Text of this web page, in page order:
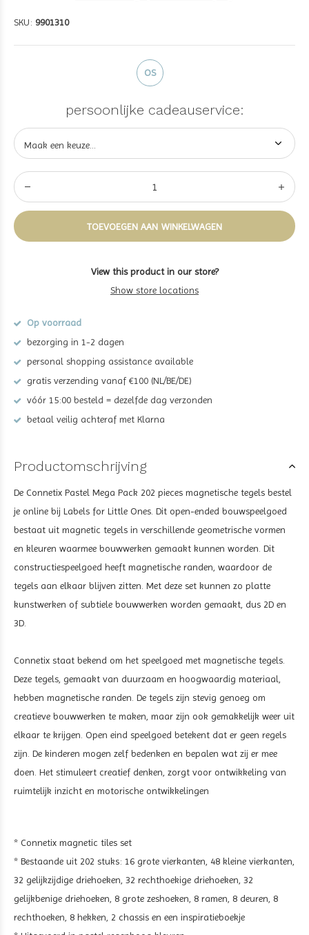
SKU: 9901310
OS
persoonlijke cadeauservice:
TOEVOEGEN AAN WINKELWAGEN
View this product in our store?
Show store locations
Op voorraad
bezorging in 1-2 dagen
personal shopping assistance available
gratis verzending vanaf €100 (NL/BE/DE)
vóór 15:00 besteld = dezelfde dag verzonden
betaal veilig achteraf met Klarna
Productomschrijving
De Connetix Pastel Mega Pack 202 pieces magnetische tegels bestel
je online bij Labels for Little Ones. Dit open-ended bouwspeelgoed
bestaat uit magnetic tegels in verschillende geometrische vormen
en kleuren waarmee bouwwerken gemaakt kunnen worden. Dit
constructiespeelgoed heeft magnetische randen, waardoor de
tegels aan elkaar blijven zitten. Met deze set kunnen zo platte
kunstwerken of subtiele bouwwerken worden gemaakt, dus 2D en
3D.
Connetix staat bekend om het speelgoed met magnetische tegels.
Deze tegels, gemaakt van duurzaam en hoogwaardig materiaal,
hebben magnetische randen. De tegels zijn stevig genoeg om
creatieve bouwwerken te maken, maar zijn ook gemakkelijk weer uit
elkaar te krijgen. Open eind speelgoed betekent dat er geen regels
zijn. De kinderen mogen zelf bedenken en bepalen wat zij er mee
doen. Het stimuleert creatief denken, zorgt voor ontwikkeling van
ruimtelijk inzicht en motorische ontwikkelingen
* Connetix magnetic tiles set
* Bestaande uit 202 stuks: 16 grote vierkanten, 48 kleine vierkanten,
32 gelijkzijdige driehoeken, 32 rechthoekige driehoeken, 32
gelijkbenige driehoeken, 8 grote zeshoeken, 8 ramen, 8 deuren, 8
rechthoeken, 8 hekken, 2 chassis en een inspiratieboekje